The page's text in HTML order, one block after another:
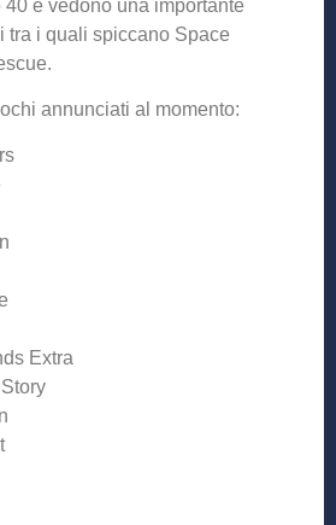
40 e vedono una importante
tra i quali spiccano Space
annunciati al momento:
Extra